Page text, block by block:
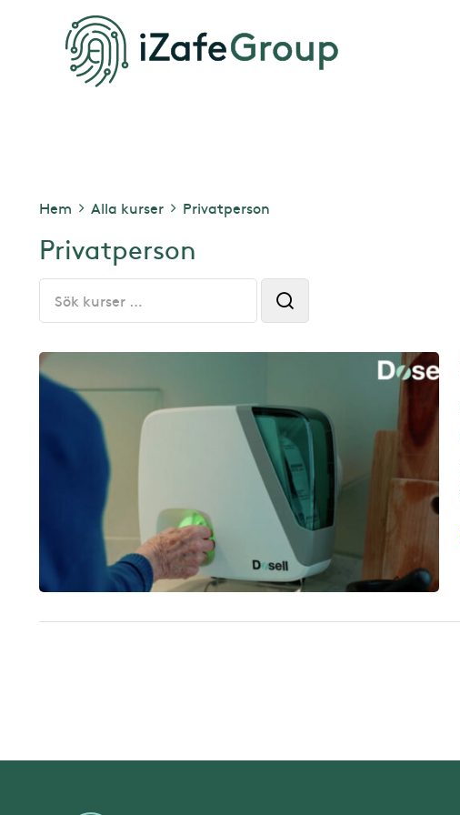
Hem Alla kurser Privatperson
Privatperson